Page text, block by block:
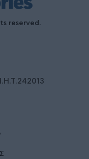
reserved.